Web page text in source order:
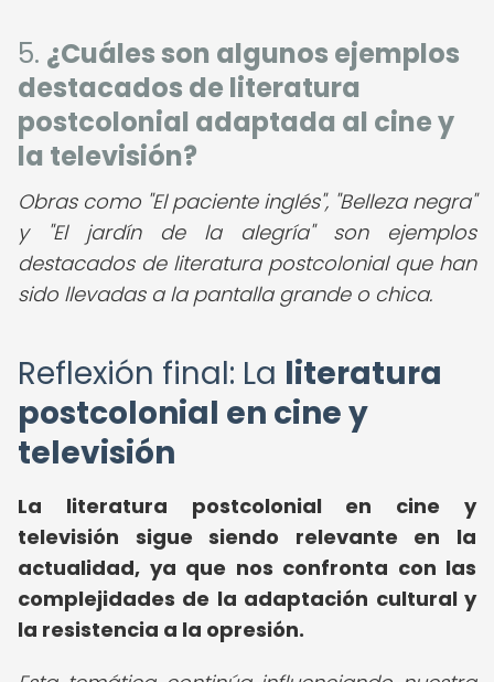
5. ¿Cuáles son algunos ejemplos
destacados de literatura
postcolonial adaptada al cine y
la televisión?
Obras como "El paciente inglés", "Belleza negra"
y "El jardín de la alegría" son ejemplos
destacados de literatura postcolonial que han
sido llevadas a la pantalla grande o chica.
Reflexión final: La literatura
postcolonial en cine y
televisión
La literatura postcolonial en cine y
televisión sigue siendo relevante en la
actualidad, ya que nos confronta con las
complejidades de la adaptación cultural y
la resistencia a la opresión.